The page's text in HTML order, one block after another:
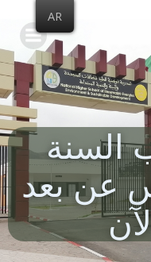
السنة
عن بعد
AR